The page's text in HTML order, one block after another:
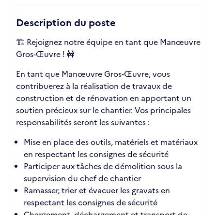
Description du poste
🏗️ Rejoignez notre équipe en tant que Manœuvre
Gros-Œuvre ! 🚧
En tant que Manœuvre Gros-Œuvre, vous
contribuerez à la réalisation de travaux de
construction et de rénovation en apportant un
soutien précieux sur le chantier. Vos principales
responsabilités seront les suivantes :
Mise en place des outils, matériels et matériaux
en respectant les consignes de sécurité
Participer aux tâches de démolition sous la
supervision du chef de chantier
Ramasser, trier et évacuer les gravats en
respectant les consignes de sécurité